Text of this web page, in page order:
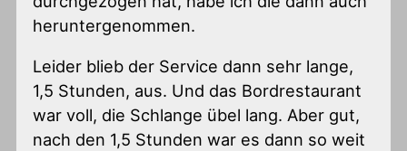
heruntergenommen.
Leider blieb der Service dann sehr lange,
1,5 Stunden, aus. Und das Bordrestaurant
war voll, die Schlange übel lang. Aber gut,
nach den 1,5 Stunden war es dann so weit